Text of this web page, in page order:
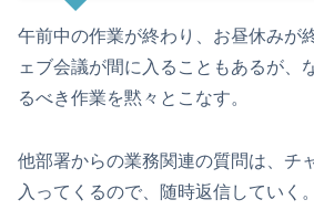
午前中の作業が終わり、お昼休みが
ェブ会議が間に入ることもあるが、
るべき作業を黙々とこなす。
他部署からの業務関連の質問は、チ
入ってくるので、随時返信していく